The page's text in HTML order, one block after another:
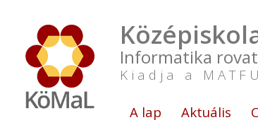
Informatika
Kiadja a
A lap Aktuális